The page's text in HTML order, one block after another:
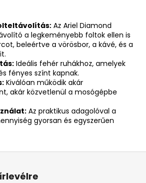
Az Ariel Diamond
a legkeményebb foltok ellen is
beleértve a vörösbor, a kávé, és a
Ideális fehér ruhákhoz, amelyek
fényes színt kapnak.
Kiválóan működik akár
akár közvetlenül a mosógépbe
Az praktikus adagolóval a
gyorsan és egyszerűen